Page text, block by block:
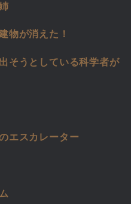
物が消えた！
そうとしている科学者が
エスカレーター